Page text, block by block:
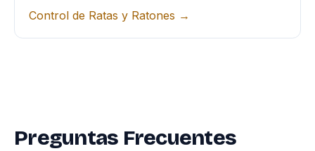
Control de Ratas y Ratones →
Preguntas Frecuentes